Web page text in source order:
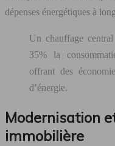
dépenses énergétiques à
Un chauffage
35% la
offrant des
d’énergie.
Modernisation
immobilière